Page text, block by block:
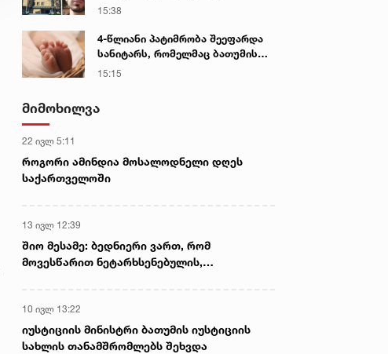
ავრცელებს
15:38
4-წლიანი პატიმრობა შეეფარდა
სანიტარს, რომელმაც ბათუმის
კლინიკის საპირფარეშოში
მიაყენა
15:15
მიმოხილვა
22 ივლ 5:11
როგორი ამინდია მოსალოდნელი დღეს
საქართველოში
13 ივლ 12:39
შიო მესამე: ბედნიერი ვართ, რომ
მოვესწარით ნეტარხსენებულის,
10 ივლ 13:22
იუსტიციის მინისტრი ბათუმის იუსტიციის
სახლის თანამშრომლებს შეხვდა